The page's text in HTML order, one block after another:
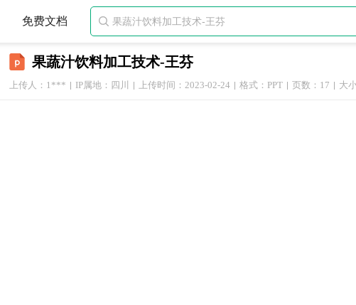
免费文档 
果蔬汁饮料加工技术-王芬
上传人：1*** IP属地：四川 上传时间：2023-02-24 格式：PPT 页数：17 大